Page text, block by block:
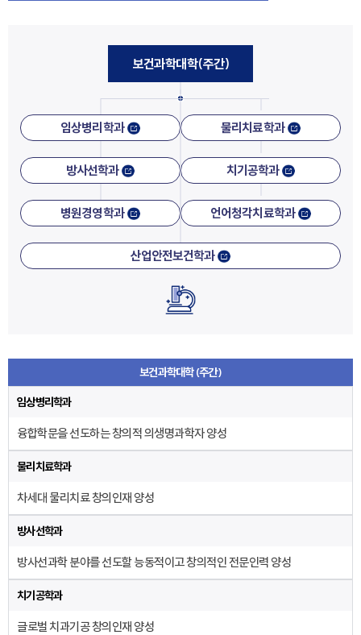
보건과학대학(주간)
임상병리학과 물리치료학과
방사선학과 치기공학과
병원경영학과 언어청각치료학과
산업안전보건학과
보건과학대학 (주간)
임상병리학과
융합학문을 선도하는 창의적 의생명과학자 양성
물리치료학과
차세대 물리치료 창의인재 양성
방사선학과
방사선과학 분야를 선도할 능동적이고 창의적인 전문인력 양성
치기공학과
글로벌 치과기공 창의인재 양성